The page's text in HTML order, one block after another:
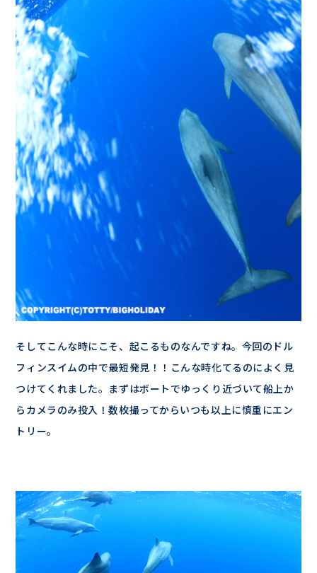
そしてこんな時にこそ、起こるものなんですね。今回のドル
フィンスイムの中で最短発見！！こんな時化てるのによく見
つけてくれました。まずはボートでゆっくり近づいて船上か
らカメラのみ投入！数枚撮ってからいつも以上に慎重にエン
トリー。